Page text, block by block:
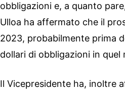
obbligazioni e, a quanto
Ulloa ha affermato che il
2023, probabilmente prima
dollari di obbligazioni in quel
Il Vicepresidente ha, inoltre